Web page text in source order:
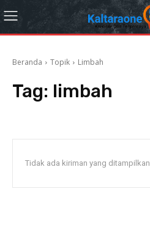
Beranda Topik Limbah
Tag: limbah
Tidak ada kiriman yang ditampilkan